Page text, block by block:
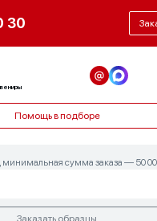
30
Помощь в подборе
минимальная сумма заказа — 50
Заказать образцы
что нужно именно вам!
заявки, чтобы мы